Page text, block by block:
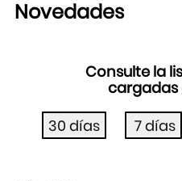
Novedades
Consulte la
cargadas